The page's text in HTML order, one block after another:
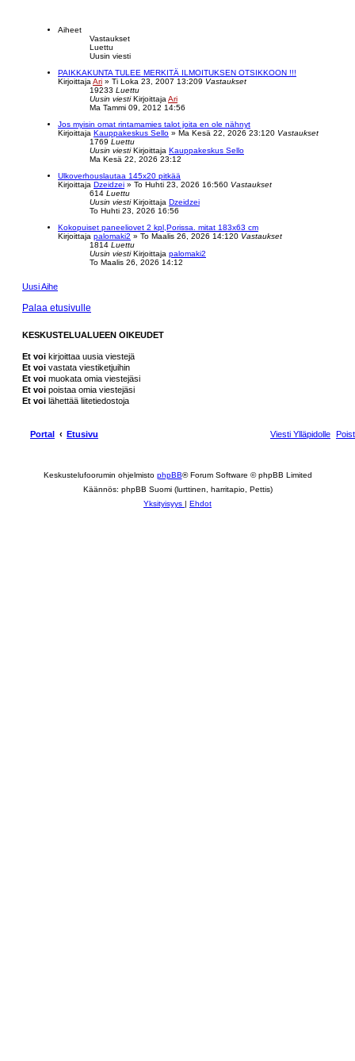
Aiheet
Vastaukset
Luettu
Uusin viesti
PAIKKAKUNTA TULEE MERKITÄ ILMOITUKSEN OTSIKKOON !!!
KirjoittajaAri » Ti Loka 23, 2007 13:209 Vastaukset
19233 Luettu
Uusin viesti KirjoittajaAri
Ma Tammi 09, 2012 14:56
Jos myisin omat rintamamies talot joita en ole nähnyt
Kirjoittaja Kauppakeskus Sello » Ma Kesä 22, 2026 23:120 Vastaukset
1769 Luettu
Uusin viesti Kirjoittaja Kauppakeskus Sello
Ma Kesä 22, 2026 23:12
Ulkoverhouslautaa 145x20 pitkää
Kirjoittaja Dzeidzei » To Huhti 23, 2026 16:560 Vastaukset
614 Luettu
Uusin viesti Kirjoittaja Dzeidzei
To Huhti 23, 2026 16:56
Kokopuiset paneeliovet 2 kpl,Porissa. mitat 183x63 cm
Kirjoittaja palomaki2 » To Maalis 26, 2026 14:120 Vastaukset
1814 Luettu
Uusin viesti Kirjoittaja palomaki2
To Maalis 26, 2026 14:12
Uusi Aihe
Palaa etusivulle
KESKUSTELUALUEEN OIKEUDET
Et voi kirjoittaa uusia viestejä
Et voi vastata viestiketjuihin
Et voi muokata omia viestejäsi
Et voi poistaa omia viestejäsi
Et voi lähettää liitetiedostoja
Portal Etusivu Viesti Ylläpidolle
Keskustelufoorumin ohjelmisto phpBB® Forum Software © phpBB Limited
Käännös: phpBB Suomi (lurttinen, harritapio, Pettis)
Yksityisyys | Ehdot